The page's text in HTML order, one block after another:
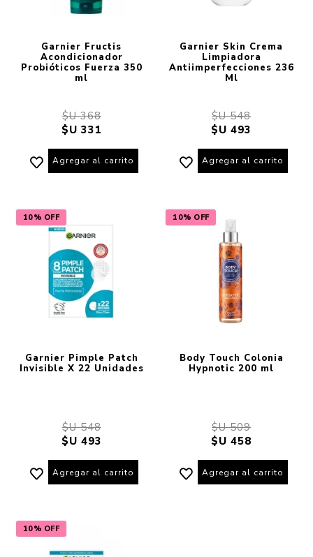
Garnier Fructis
Acondicionador
Probióticos Fuerza 350
ml
$U 368
$U 331
Agregar al carrito
Garnier Skin Crema
Limpiadora
Antiimperfecciones 236
Ml
$U 548
$U 493
Agregar al carrito
10% OFF
Garnier Pimple Patch
Invisible X 22 Unidades
$U 548
$U 493
Agregar al carrito
10% OFF
Body Touch Colonia
Hypnotic 200 ml
$U 509
$U 458
Agregar al carrito
10% OFF